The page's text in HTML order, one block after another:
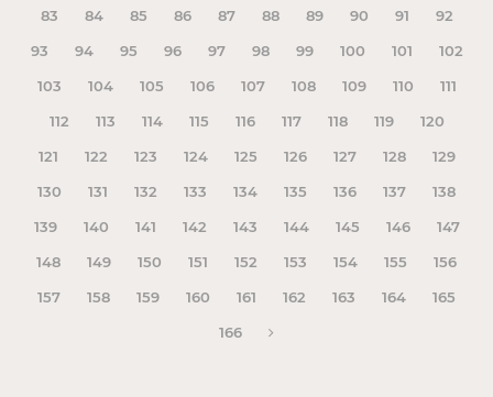
83
84 85 86 87 88 89 90 91
92
93
94 95 96 97 98 99 100 101
102
103
104 105 106 107 108 109 110
111
112
113 114 115 116 117 118 119
120
121
122 123 124 125 126 127 128
129
130
131 132 133 134 135 136 137
138
139
140 141 142 143 144 145 146
147
148
149 150 151 152 153 154 155
156
157
158 159 160 161 162 163 164
165
166
다음 페이지